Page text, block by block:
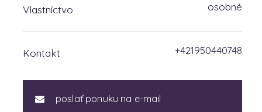
Vlastníctvo
osobné
Kontakt +421950440748
poslať ponuku na e-mail